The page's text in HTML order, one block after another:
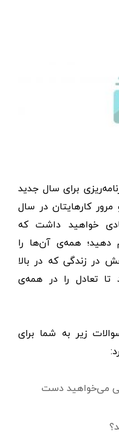
برای سال جدید
کارهایتان در سال
خواهید داشت که
دهید؛ همه‌ی آن‌ها را
در این مرحله به ۷ بخش در زندگی که در بالا
تا تعادل را در همه‌ی
زیر به شما برای
می‌خواهید دست